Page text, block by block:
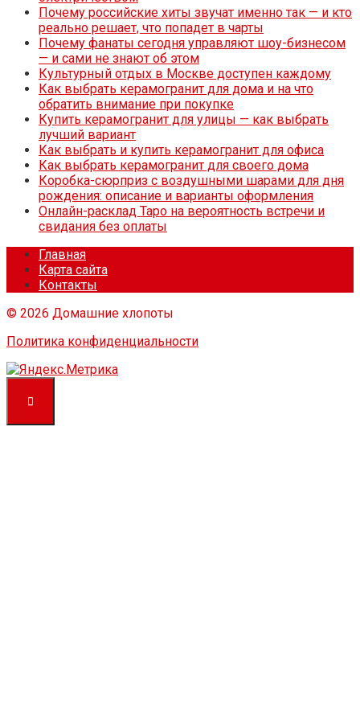
Почему российские хиты звучат именно так — и кто
реально решает, что попадет в чарты
Почему фанаты сегодня управляют шоу-бизнесом
— и сами не знают об этом
Культурный отдых в Москве доступен каждому
Как выбрать керамогранит для дома и на что
обратить внимание при покупке
Купить керамогранит для улицы — как выбрать
лучший вариант
Как выбрать и купить керамогранит для офиса
Как выбрать керамогранит для своего дома
Коробка-сюрприз с воздушными шарами для дня
рождения: описание и варианты оформления
Онлайн-расклад Таро на вероятность встречи и
свидания без оплаты
Главная
Карта сайта
Контакты
© 2026 Домашние хлопоты
Политика конфиденциальности